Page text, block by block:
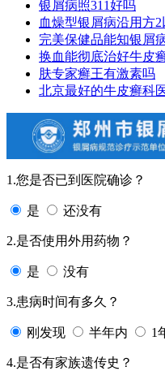
银屑病照311好吗
血燥型银屑病沿用方
完美保健品能知银屑
换血能彻底治好牛皮
肤专家癣王有激素吗
北京最好的牛皮癣科
1.您是否已到医院确诊？
是 还没有
2.是否使用外用药物？
是 没有
3.患病时间有多久？
刚发现 半年内 1
4.是否有家族遗传史？